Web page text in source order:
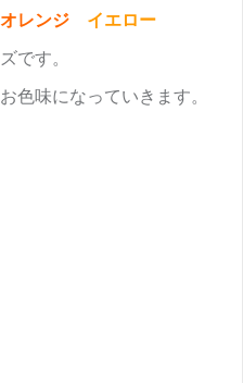
オレンジ イエロー
です。
色味になっていきます。